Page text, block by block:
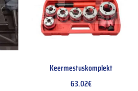
Keermestuskomplekt
63.02€